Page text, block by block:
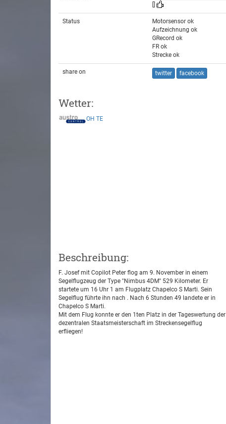
[]
Status
Motorsensor ok
Aufzeichnung ok
GRecord ok
FR ok
Strecke ok
share on twitter facebook
Wetter:
OH TE
Beschreibung:
F. Josef mit Copilot Peter flog am 9. November in einem
Segelflugzeug der Type "Nimbus 4DM" 529 Kilometer. Er
startete um 16 Uhr 1 am Flugplatz Chapelco S Marti. Sein
Segelflug führte ihn nach . Nach 6 Stunden 49 landete er in
Chapelco S Marti.
Mit dem Flug konnte er den 1ten Platz in der Tageswertung der
dezentralen Staatsmeisterschaft im Streckensegelflug
erfliegen!